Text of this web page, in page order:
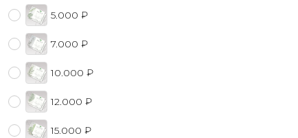
5.000 ₽
7.000 ₽
10.000 ₽
12.000 ₽
15.000 ₽